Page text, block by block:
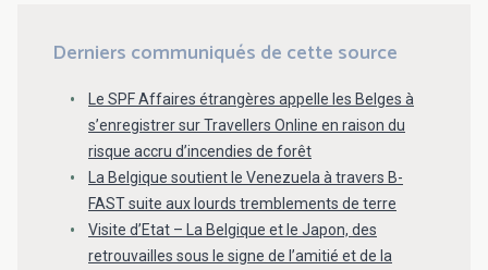
Derniers communiqués de cette source
Le SPF Affaires étrangères appelle les Belges à
s’enregistrer sur Travellers Online en raison du
risque accru d’incendies de forêt
La Belgique soutient le Venezuela à travers B-
FAST suite aux lourds tremblements de terre
Visite d’Etat – La Belgique et le Japon, des
retrouvailles sous le signe de l’amitié et de la